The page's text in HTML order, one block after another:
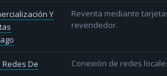
Y
Reventa mediante
revendedor.
De
Conexión de redes